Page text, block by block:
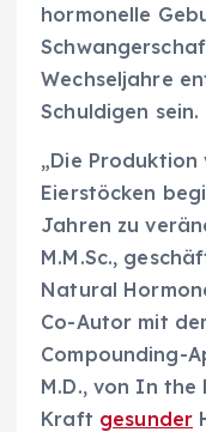
hormonelle
Wechseljahre
Schuldigen sein.
„Die
Eierstöcken
Jahren zu
M.M.Sc.,
Natural
Co-Autor mit
Compounding-
M.D., von In the
Kraft gesunder